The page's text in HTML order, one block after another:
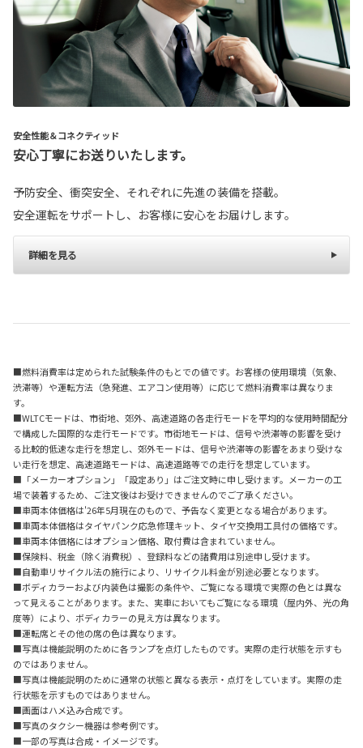
安全性能＆コネクティッド
安心丁寧にお送りいたします。
予防安全、衝突安全、それぞれに先進の装備を搭載。
安全運転をサポートし、お客様に安心をお届けします。
詳細を見る
■燃料消費率は定められた試験条件のもとでの値です。お客様の使用環境（気象、
渋滞等）や運転方法（急発進、エアコン使用等）に応じて燃料消費率は異なりま
す。
■WLTCモードは、市街地、郊外、高速道路の各走行モードを平均的な使用時間配分
で構成した国際的な走行モードです。市街地モードは、信号や渋滞等の影響を受け
る比較的低速な走行を想定し、郊外モードは、信号や渋滞等の影響をあまり受けな
い走行を想定、高速道路モードは、高速道路等での走行を想定しています。
■「メーカーオプション」「設定あり」はご注文時に申し受けます。メーカーの工
場で装着するため、ご注文後はお受けできませんのでご了承ください。
■車両本体価格は'26年5月現在のもので、予告なく変更となる場合があります。
■車両本体価格はタイヤパンク応急修理キット、タイヤ交換用工具付の価格です。
■車両本体価格にはオプション価格、取付費は含まれていません。
■保険料、税金（除く消費税）、登録料などの諸費用は別途申し受けます。
■自動車リサイクル法の施行により、リサイクル料金が別途必要となります。
■ボディカラーおよび内装色は撮影の条件や、ご覧になる環境で実際の色とは異な
って見えることがあります。また、実車においてもご覧になる環境（屋内外、光の角
度等）により、ボディカラーの見え方は異なります。
■運転席とその他の席の色は異なります。
■写真は機能説明のために各ランプを点灯したものです。実際の走行状態を示すも
のではありません。
■写真は機能説明のために通常の状態と異なる表示・点灯をしています。実際の走
行状態を示すものではありません。
■画面はハメ込み合成です。
■写真のタクシー機器は参考例です。
■一部の写真は合成・イメージです。